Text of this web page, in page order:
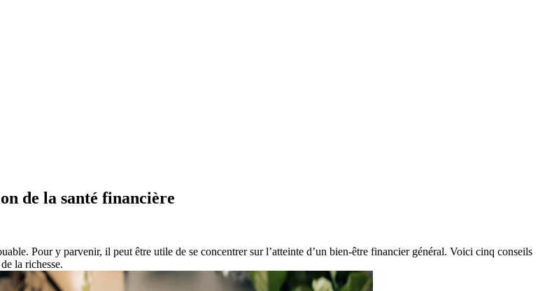
de la santé financière
Pour y parvenir, il peut être utile de se concentrer sur l’atteinte d’un bien-être financier général. Voici cinq conseils
la richesse.